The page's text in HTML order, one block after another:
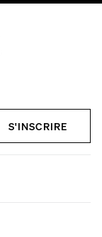
S'INSCRIRE